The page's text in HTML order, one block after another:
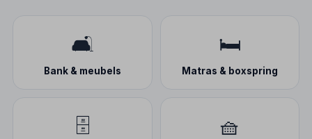
🛋️
Bank & meubels
🛏️
Matras & boxspring
🗄️ 🧺